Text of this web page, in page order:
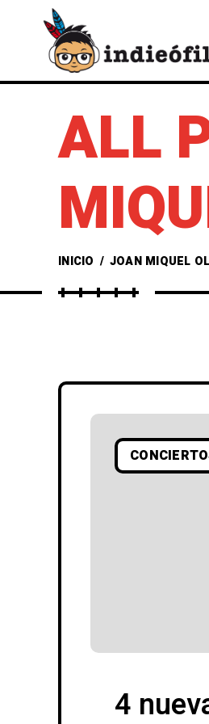
ALL
INICIO / JOAN MIQUEL
4